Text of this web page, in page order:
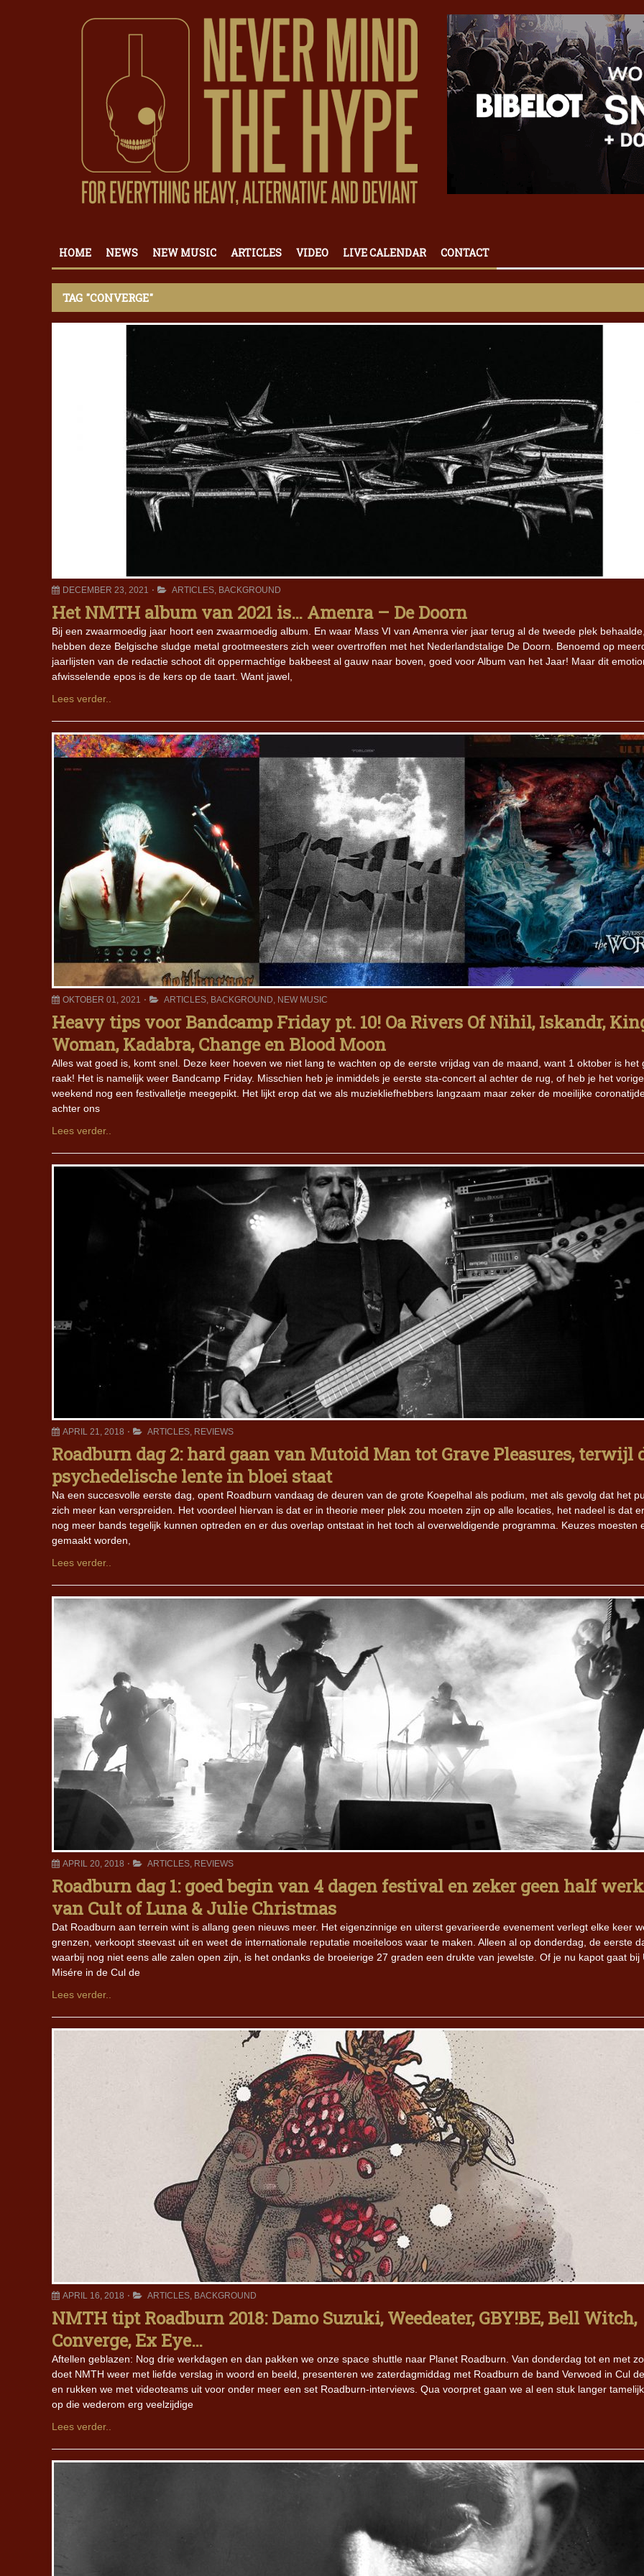
HOME NEWS NEW MUSIC ARTICLES VIDEO LIVE CALENDAR CONTACT
TAG "CONVERGE"
DECEMBER 23, 2021 ARTICLES, BACKGROUND
Het NMTH album van 2021 is… Amenra – De Doorn
Bij een zwaarmoedig jaar hoort een zwaarmoedig album. En waar Mass VI van Amenra vier jaar terug al de tweede plek
hebben deze Belgische sludge metal grootmeesters zich weer overtroffen met het Nederlandstalige De Doorn. Benoemd op
jaarlijsten van de redactie schoot dit oppermachtige bakbeest al gauw naar boven, goed voor Album van het Jaar! Maar dit
afwisselende epos is de kers op de taart. Want jawel,
Lees verder..
OKTOBER 01, 2021 ARTICLES, BACKGROUND, NEW MUSIC
Heavy tips voor Bandcamp Friday pt. 10! Oa Rivers Of Nihil, Iskandr,
Woman, Kadabra, Change en Blood Moon
Alles wat goed is, komt snel. Deze keer hoeven we niet lang te wachten op de eerste vrijdag van de maand, want 1 oktober is het
raak! Het is namelijk weer Bandcamp Friday. Misschien heb je inmiddels je eerste sta-concert al achter de rug, of heb je het vorige
weekend nog een festivalletje meegepikt. Het lijkt erop dat we als muziekliefhebbers langzaam maar zeker de moeilijke
achter ons
Lees verder..
APRIL 21, 2018 ARTICLES, REVIEWS
Roadburn dag 2: hard gaan van Mutoid Man tot Grave Pleasures, terwijl
psychedelische lente in bloei staat
Na een succesvolle eerste dag, opent Roadburn vandaag de deuren van de grote Koepelhal als podium, met als gevolg dat het
zich meer kan verspreiden. Het voordeel hiervan is dat er in theorie meer plek zou moeten zijn op alle locaties, het nadeel is dat
nog meer bands tegelijk kunnen optreden en er dus overlap ontstaat in het toch al overweldigende programma. Keuzes moesten
gemaakt worden,
Lees verder..
APRIL 20, 2018 ARTICLES, REVIEWS
Roadburn dag 1: goed begin van 4 dagen festival en zeker geen half werk
van Cult of Luna & Julie Christmas
Dat Roadburn aan terrein wint is allang geen nieuws meer. Het eigenzinnige en uiterst gevarieerde evenement verlegt elke keer
grenzen, verkoopt steevast uit en weet de internationale reputatie moeiteloos waar te maken. Alleen al op donderdag, de eerste
waarbij nog niet eens alle zalen open zijn, is het ondanks de broeierige 27 graden een drukte van jewelste. Of je nu kapot gaat bij
Misére in de Cul de
Lees verder..
APRIL 16, 2018 ARTICLES, BACKGROUND
NMTH tipt Roadburn 2018: Damo Suzuki, Weedeater, GBY!BE, Bell Witch,
Converge, Ex Eye…
Aftellen geblazen: Nog drie werkdagen en dan pakken we onze space shuttle naar Planet Roadburn. Van donderdag tot en met
doet NMTH weer met liefde verslag in woord en beeld, presenteren we zaterdagmiddag met Roadburn de band Verwoed in Cul
en rukken we met videoteams uit voor onder meer een set Roadburn-interviews. Qua voorpret gaan we al een stuk langer
op die wederom erg veelzijdige
Lees verder..
Futurist en munt Reich and
Roll-stijl